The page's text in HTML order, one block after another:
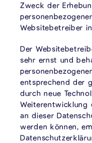
Zweck der
Websitebetreiber
Der
sehr ernst und
entsprechend der
durch neue
Weiterentwicklung
an dieser
werden können,